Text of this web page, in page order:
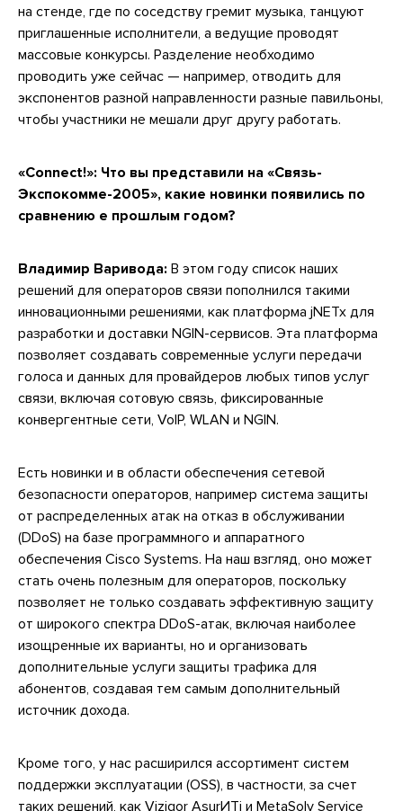
на стенде, где по соседству гремит музыка, танцуют
приглашенные исполнители, а ведущие проводят
массовые конкурсы. Разделение необходимо
проводить уже сейчас — например, отводить для
экспонентов разной направленности разные павильоны,
чтобы участники не мешали друг другу работать.
«Connect!»: Что вы представили на «Связь-
Экспокомме-2005», какие новинки появились по
сравнению е прошлым годом?
Владимир Варивода: В этом году список наших
решений для операторов связи пополнился такими
инновационными решениями, как платформа jNETx для
разработки и доставки NGIN-сервисов. Эта платформа
позволяет создавать современные услуги передачи
голоса и данных для провайдеров любых типов услуг
связи, включая сотовую связь, фиксированные
конвергентные сети, VoIP, WLAN и NGIN.
Есть новинки и в области обеспечения сетевой
безопасности операторов, например система защиты
от распределенных атак на отказ в обслуживании
(DDoS) на базе программного и аппаратного
обеспечения Cisco Systems. На наш взгляд, оно может
стать очень полезным для операторов, поскольку
позволяет не только создавать эффективную защиту
от широкого спектра DDoS-атак, включая наиболее
изощренные их варианты, но и организовать
дополнительные услуги защиты трафика для
абонентов, создавая тем самым дополнительный
источник дохода.
Кроме того, у нас расширился ассортимент систем
поддержки эксплуатации (OSS), в частности, за счет
таких решений, как Viziqor AsurИТi и MetaSolv Service